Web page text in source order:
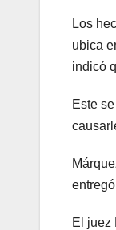
Los
ubica
indicó
Este
El juez